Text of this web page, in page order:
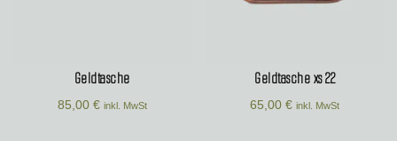
Geldtasche
85,00 € inkl. MwSt
Geldtasche xs 22
65,00€ inkl. MwSt